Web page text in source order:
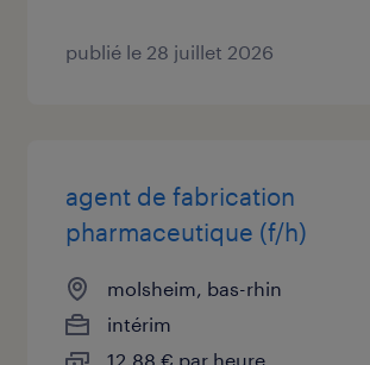
publié le 28 juillet 2026
agent de fabrication
pharmaceutique (f/h)
molsheim, bas-rhin
intérim
12,88 € par heure